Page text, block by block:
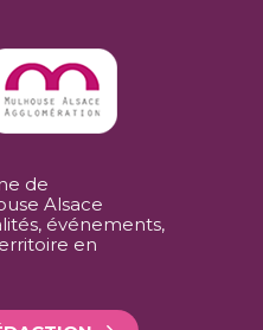
de
Alsace
événements,
en